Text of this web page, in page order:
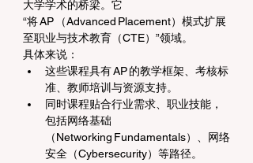
大学学术的桥梁。它
“将 AP （Advanced Placement）模式扩展
至职业与技术教育（CTE）”领域。
具体来说：
这些课程具有 AP 的教学框架、考核标
准、教师培训与资源支持。
同时课程贴合行业需求、职业技能，
包括网络基础
（Networking Fundamentals）、网络
安全（Cybersecurity）等路径。